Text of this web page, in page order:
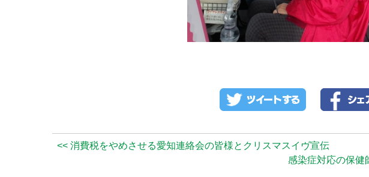
<< 消費税をやめさせる愛知連絡会の皆様とクリスマスイヴ宣伝
感染症対応の保